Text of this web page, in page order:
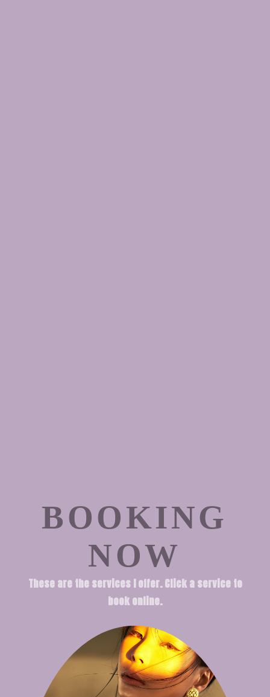
BOOKING
NOW
These are the services I offer. Click a service to
book online.